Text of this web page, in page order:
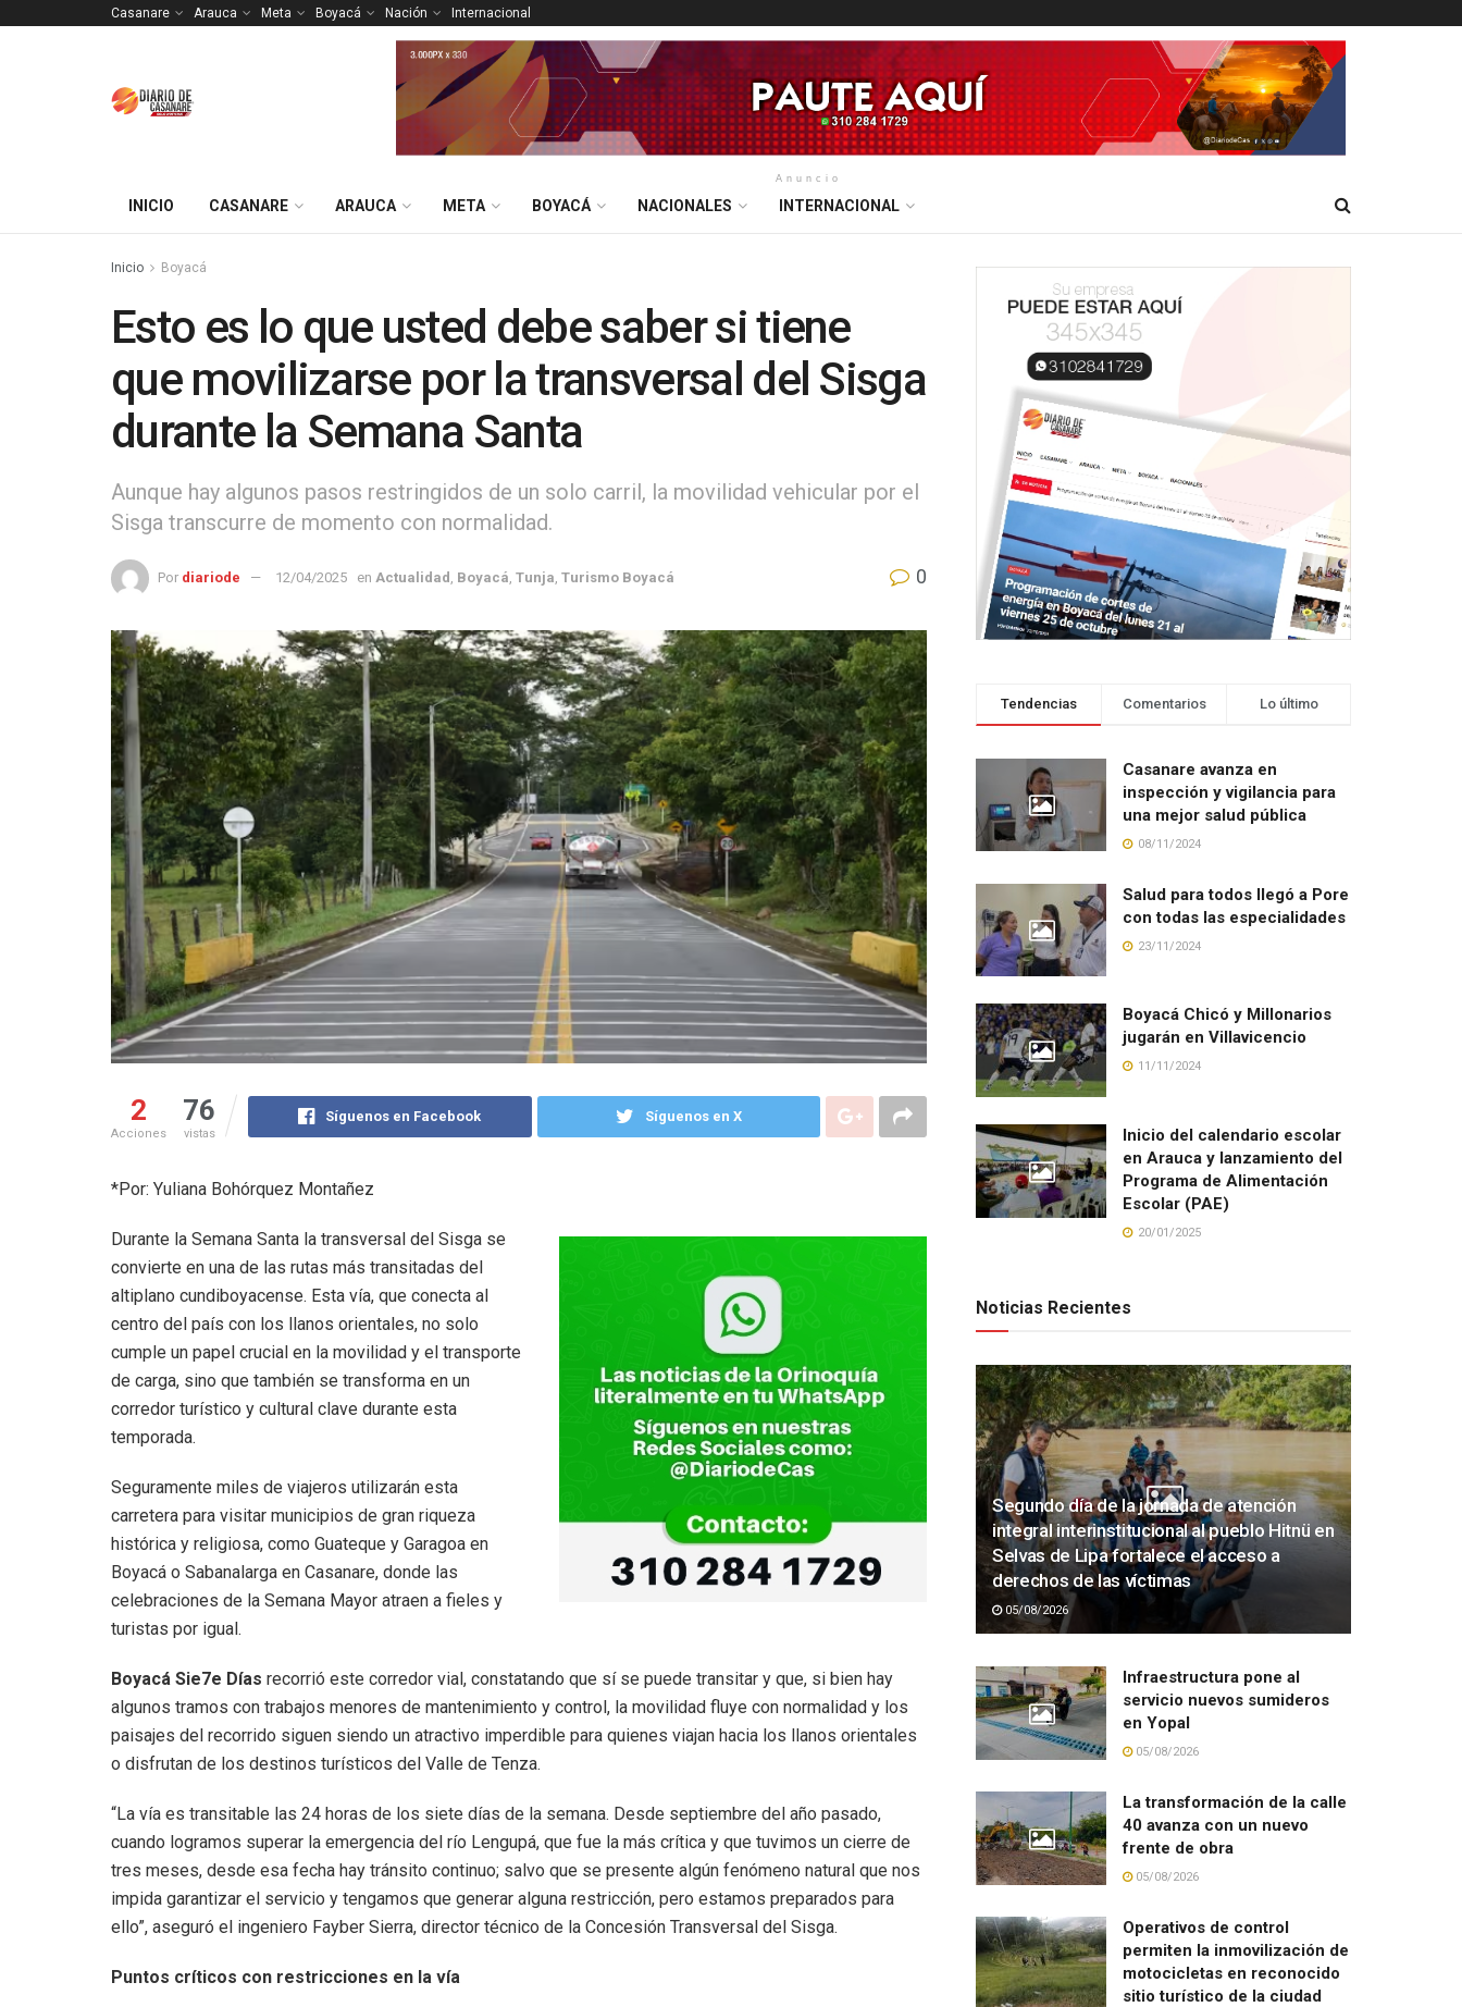
Casanare Arauca Meta Boyacá Nación Internacional
Anuncio
INICIO CASANARE ARAUCA META BOYACÁ NACIONALES INTERNACIONAL
Inicio Boyacá
Esto es lo que usted debe saber si tiene
que movilizarse por la transversal del Sisga
durante la Semana Santa
Aunque hay algunos pasos restringidos de un solo carril, la movilidad vehicular por el
Sisga transcurre de momento con normalidad.
Por diariode 12/04/2025 en Actualidad Boyacá Tunja Turismo Boyacá 0
2
Acciones
76
vistas
Síguenos en Facebook Síguenos en X
*Por: Yuliana Bohórquez Montañez
Durante la Semana Santa la transversal del Sisga se
convierte en una de las rutas más transitadas del
altiplano cundiboyacense. Esta vía, que conecta al
centro del país con los llanos orientales, no solo
cumple un papel crucial en la movilidad y el transporte
de carga, sino que también se transforma en un
corredor turístico y cultural clave durante esta
temporada.
Seguramente miles de viajeros utilizarán esta
carretera para visitar municipios de gran riqueza
histórica y religiosa, como Guateque y Garagoa en
Boyacá o Sabanalarga en Casanare, donde las
celebraciones de la Semana Mayor atraen a fieles y
turistas por igual.
Boyacá Sie7e Días recorrió este corredor vial, constatando que sí se puede transitar y que, si bien hay
algunos tramos con trabajos menores de mantenimiento y control, la movilidad fluye con normalidad y los
paisajes del recorrido siguen siendo un atractivo imperdible para quienes viajan hacia los llanos orientales
o disfrutan de los destinos turísticos del Valle de Tenza.
“La vía es transitable las 24 horas de los siete días de la semana. Desde septiembre del año pasado,
cuando logramos superar la emergencia del río Lengupá, que fue la más crítica y que tuvimos un cierre de
tres meses, desde esa fecha hay tránsito continuo; salvo que se presente algún fenómeno natural que nos
impida garantizar el servicio y tengamos que generar alguna restricción, pero estamos preparados para
ello”, aseguró el ingeniero Fayber Sierra, director técnico de la Concesión Transversal del Sisga.
Puntos críticos con restricciones en la vía
Tendencias Comentarios Lo último
Casanare avanza en
inspección y vigilancia para
una mejor salud pública
08/11/2024
Salud para todos llegó a Pore
con todas las especialidades
23/11/2024
Boyacá Chicó y Millonarios
jugarán en Villavicencio
11/11/2024
Inicio del calendario escolar
en Arauca y lanzamiento del
Programa de Alimentación
Escolar (PAE)
20/01/2025
Noticias Recientes
Segundo día de la jornada de atención
integral interinstitucional al pueblo Hitnü en
Selvas de Lipa fortalece el acceso a
derechos de las víctimas
05/08/2026
Infraestructura pone al
servicio nuevos sumideros
en Yopal
05/08/2026
La transformación de la calle
40 avanza con un nuevo
frente de obra
05/08/2026
Operativos de control
permiten la inmovilización de
motocicletas en reconocido
sitio turístico de la ciudad